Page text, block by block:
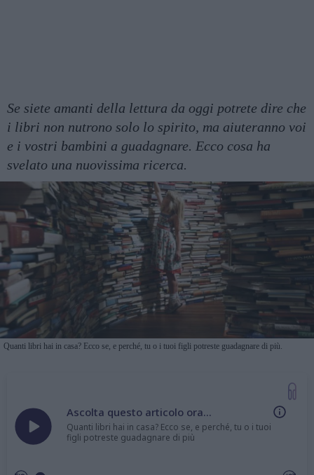
Se siete amanti della lettura da oggi potrete dire che
i libri non nutrono solo lo spirito, ma aiuteranno voi
e i vostri bambini a guadagnare. Ecco cosa ha
svelato una nuovissima ricerca.
Quanti libri hai in casa? Ecco se, e perché, tu o i tuoi figli potreste guadagnare di più.
Ascolta questo articolo ora...
Quanti libri hai in casa? Ecco se, e perché, tu o i tuoi
figli potreste guadagnare di più